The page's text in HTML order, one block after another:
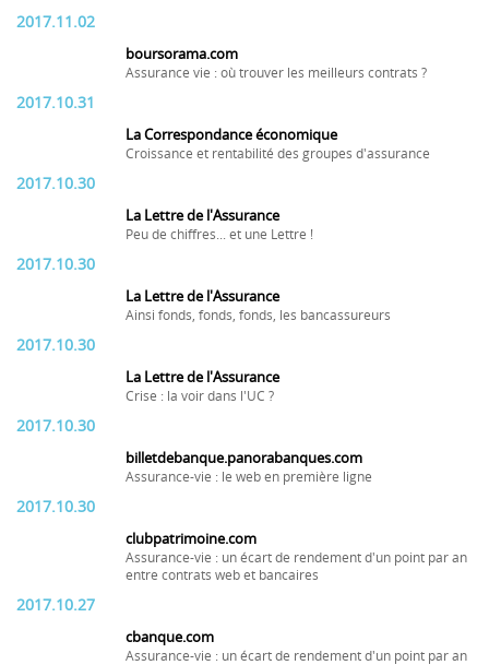
2017.11.02
boursorama.com
Assurance vie : où trouver les meilleurs contrats ?
2017.10.31
La Correspondance économique
Croissance et rentabilité des groupes d'assurance
2017.10.30
La Lettre de l'Assurance
Peu de chiffres... et une Lettre !
2017.10.30
La Lettre de l'Assurance
Ainsi fonds, fonds, fonds, les bancassureurs
2017.10.30
La Lettre de l'Assurance
Crise : la voir dans l'UC ?
2017.10.30
billetdebanque.panorabanques.com
Assurance-vie : le web en première ligne
2017.10.30
clubpatrimoine.com
Assurance-vie : un écart de rendement d'un point par an
entre contrats web et bancaires
2017.10.27
cbanque.com
Assurance-vie : un écart de rendement d'un point par an